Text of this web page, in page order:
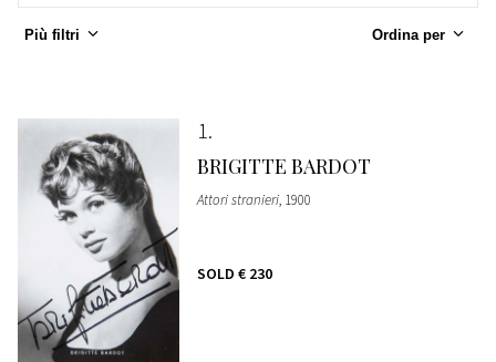
Più filtri Ordina per
1
BRIGITTE BARDOT
Attori stranieri, 1900
SOLD € 230